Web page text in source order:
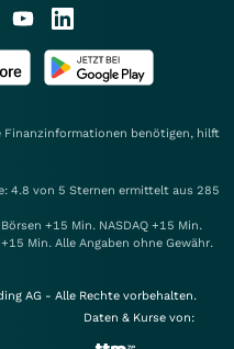
Finanzinformationen benötigen, hilft
4.8 von 5 Sternen ermittelt aus 285
+15 Min. NASDAQ +15 Min.
Min. Alle Angaben ohne Gewähr.
AG - Alle Rechte vorbehalten.
Daten & Kurse von: